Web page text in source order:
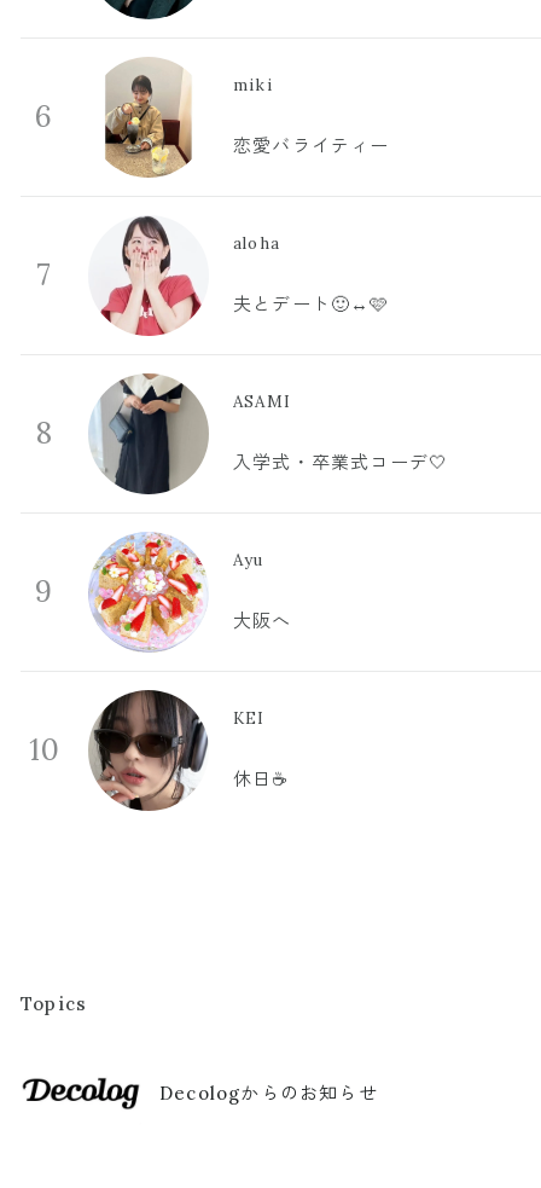
6
miki
恋愛バライティー
7
aloha
夫とデート🙂‍↔️🩷
8
ASAMI
入学式・卒業式コーデ🤍
9
Ayu
大阪へ
10
KEI
休日☕️
Topics
Decologからのお知らせ